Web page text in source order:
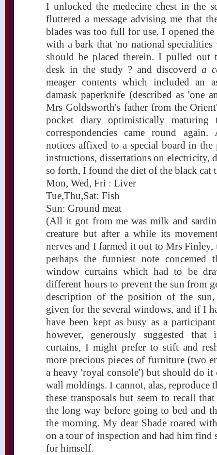
I unlocked the medecine chest in the
fluttered a message advising me that
blades was too full for use. I opened
with a bark that 'no national
should be placed therein. I pulled out
desk in the study ? and discoverda
meager contents which included an
damask paperknife (described as 'one
Mrs Goldsworth's father from the
pocket diary optimistically maturing
correspondencies came round
notices affixed to a special board in
instructions, dissertations on electricity,
so forth, I found the diet of the black cat
Mon, Wed, Fri : Liver
Tue,Thu,Sat: Fish
Sun: Ground meat
(All it got from me was milk and
creature but after a while its
nerves and I farmed it out to Mrs
perhaps the funniest note concemed
window curtains which had to be
different hours to prevent the sun from
description of the position of the sun,
given for the several windows, and if I
have been kept as busy as a
however, generously suggested
curtains, I might prefer to stift and
more precious pieces of furniture (two
a heavy 'royal console') but should do it
wall moldings. I cannot, alas, reproduce
these transposals but seem to recall
the long way before going to bed and
the morning. My dear Shade roared
on a tour of inspection and had him find
for himself.